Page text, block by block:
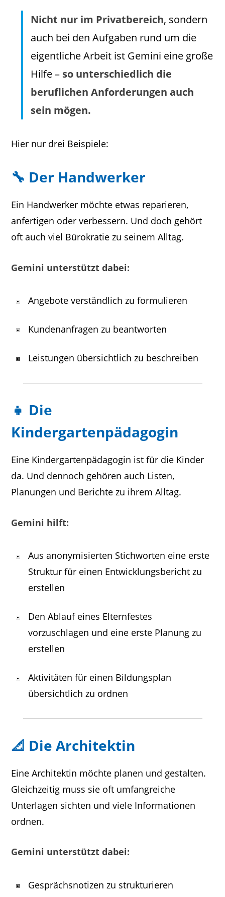
oder sich beraten lassen.
Stellen Sie sich Gemini wie einensehr
intelligenten, freundlichen und
fast allem und zu jeder Zeit
unterstützen kann.
Nicht nur im Privatbereich, sondern
auch bei den Aufgaben rund um die
eigentliche Arbeit ist Gemini eine große
Hilfe – so unterschiedlich die
beruflichen Anforderungen auch
sein mögen.
Hier nur drei Beispiele:
🔧 Der Handwerker
Ein Handwerker möchte etwas reparieren,
anfertigen oder verbessern. Und doch gehört
oft auch viel Bürokratie zu seinem Alltag.
Gemini unterstützt dabei:
Angebote verständlich zu formulieren
Kundenanfragen zu beantworten
Leistungen übersichtlich zu beschreiben
👧 Die
Kindergartenpädagogin
Eine Kindergartenpädagogin ist für die Kinder
da. Und dennoch gehören auch Listen,
Planungen und Berichte zu ihrem Alltag.
Gemini hilft:
Aus anonymisierten Stichworten eine erste
Struktur für einen Entwicklungsbericht zu
erstellen
Den Ablauf eines Elternfestes
vorzuschlagen und eine erste Planung zu
erstellen
Aktivitäten für einen Bildungsplan
übersichtlich zu ordnen
📐 Die Architektin
Eine Architektin möchte planen und gestalten.
Gleichzeitig muss sie oft umfangreiche
Unterlagen sichten und viele Informationen
ordnen.
Gemini unterstützt dabei:
Gesprächsnotizen zu strukturieren